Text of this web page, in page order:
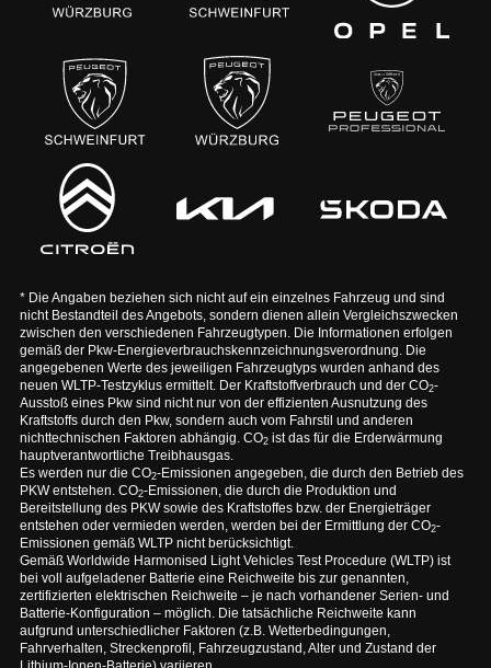
* Die Angaben beziehen sich nicht auf ein einzelnes Fahrzeug und sind
nicht Bestandteil des Angebots, sondern dienen allein Vergleichszwecken
zwischen den verschiedenen Fahrzeugtypen. Die Informationen erfolgen
gemäß der Pkw-Energieverbrauchskennzeichnungsverordnung. Die
angegebenen Werte des jeweiligen Fahrzeugtyps wurden anhand des
neuen WLTP-Testzyklus ermittelt. Der Kraftstoffverbrauch und der CO2-
Ausstoß eines Pkw sind nicht nur von der effizienten Ausnutzung des
Kraftstoffs durch den Pkw, sondern auch vom Fahrstil und anderen
nichttechnischen Faktoren abhängig. CO2ist das für die Erderwärmung
hauptverantwortliche Treibhausgas.
Es werden nur die CO2-Emissionen angegeben, die durch den Betrieb des
PKW entstehen. CO2-Emissionen, die durch die Produktion und
Bereitstellung des PKW sowie des Kraftstoffes bzw. der Energieträger
entstehen oder vermieden werden, werden bei der Ermittlung der CO2-
Emissionen gemäß WLTP nicht berücksichtigt.
Gemäß Worldwide Harmonised Light Vehicles Test Procedure (WLTP) ist
bei voll aufgeladener Batterie eine Reichweite bis zur genannten,
zertifizierten elektrischen Reichweite – je nach vorhandener Serien- und
Batterie-Konfiguration – möglich. Die tatsächliche Reichweite kann
aufgrund unterschiedlicher Faktoren (z.B. Wetterbedingungen,
Fahrverhalten, Streckenprofil, Fahrzeugzustand, Alter und Zustand der